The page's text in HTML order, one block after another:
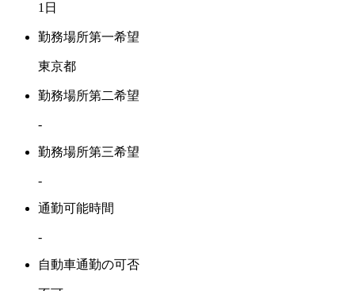
1日
勤務場所第一希望
東京都
勤務場所第二希望
-
勤務場所第三希望
-
通勤可能時間
-
自動車通勤の可否